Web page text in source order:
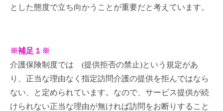
とした態度で立ち向かうことが重要だと考えています。
※補足１※
介護保険制度では (提供拒否の禁止)という規定があ
り、正当な理由なく指定訪問介護の提供を拒んではなら
ない、と定められています。なので、サービス提供が続
けられない正当な理由が無ければ訪問をお断りすること